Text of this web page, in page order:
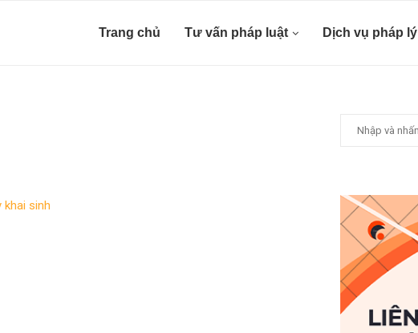
Trang chủ Tư vấn pháp luật Dịch vụ pháp lý